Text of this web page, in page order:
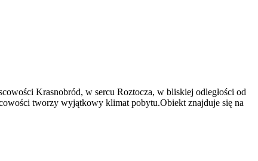
Krasnobród, w sercu Roztocza, w bliskiej odległości od
tworzy wyjątkowy klimat pobytu.Obiekt znajduje się na